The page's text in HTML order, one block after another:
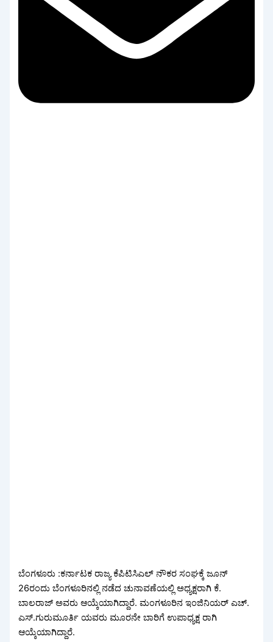
ಬೆಂಗಳೂರು :ಕರ್ನಾಟಕ ರಾಜ್ಯ ಕೆಪಿಟಿಸಿಎಲ್ ನೌಕರ ಸಂಘಕ್ಕೆ ಜೂನ್
26ರಂದು ಬೆಂಗಳೂರಿನಲ್ಲಿ ನಡೆದ ಚುನಾವಣೆಯಲ್ಲಿ ಅಧ್ಯಕ್ಷರಾಗಿ ಕೆ.
ಬಾಲರಾಜ್ ಅವರು ಆಯ್ಕೆಯಾಗಿದ್ದಾರೆ. ಮಂಗಳೂರಿನ ಇಂಜಿನಿಯರ್‌ ಎಚ್.
ಎಸ್.ಗುರುಮೂರ್ತಿ ಯವರು ಮೂರನೇ ಬಾರಿಗೆ ಉಪಾಧ್ಯಕ್ಷ ರಾಗಿ
ಆಯ್ಕೆಯಾಗಿದ್ದಾರೆ.